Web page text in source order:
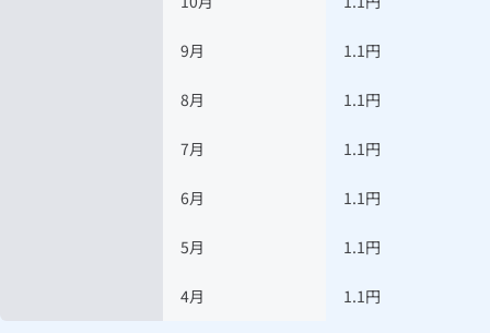
9月 1.1円
8月 1.1円
7月 1.1円
6月 1.1円
5月 1.1円
4月 1.1円